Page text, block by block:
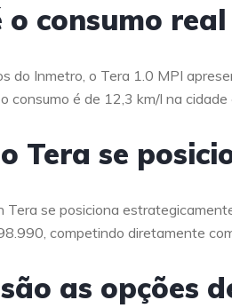
o consumo
do Inmetro, o Tera 1.0 MPI
consumo é de 12,3 km/l na
Tera se
Tera se posiciona
competindo diretamente
as opções